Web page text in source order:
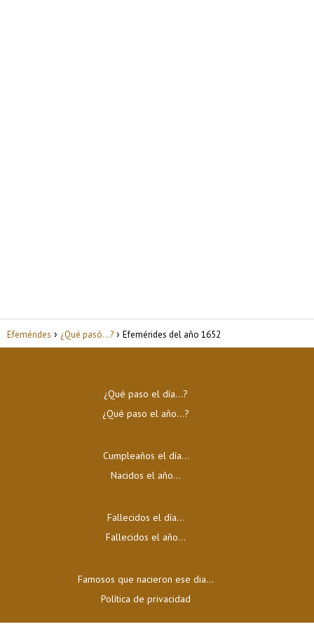
Efemérides ¿Qué pasó...? Efemérides del año 1652
¿Qué paso el día…?
¿Qué paso el año…?
Cumpleaños el día…
Nacidos el año…
Fallecidos el día…
Fallecidos el año…
Famosos que nacieron ese dia...
Política de privacidad